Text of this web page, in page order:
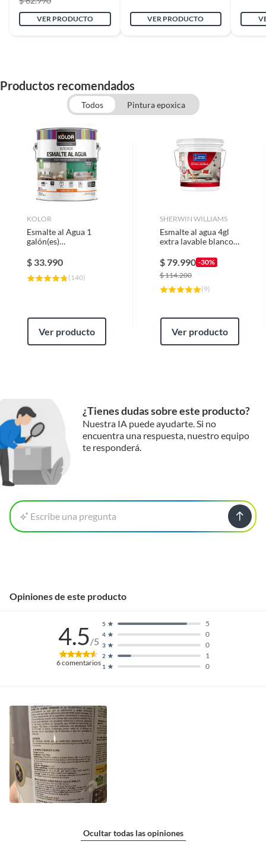
Contenido 1
VER PRODUCTO VER PRODUCTO
Productos recomendados
Todos Pintura epoxica
KOLOR
Esmalte al Agua 1
galón(es)
$ 33.990
( 140)
Ver producto
SHERWIN WILLIAMS
Esmalte al agua 4gl
extra lavable blanco
$79.990 -30%
$114.200
(9)
Ver producto
¿Tienes dudas sobre este producto?
Nuestra IA puede ayudarte. Si no
encuentra una respuesta, nuestro equipo
te responderá.
Escribe una pregunta
Opiniones de este producto
4.5/5
6comentarios 1 0
2 1
3 0
4 0
5 5
Ocultar todas las opiniones